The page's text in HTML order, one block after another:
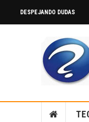
DESPEJANDO DUDAS